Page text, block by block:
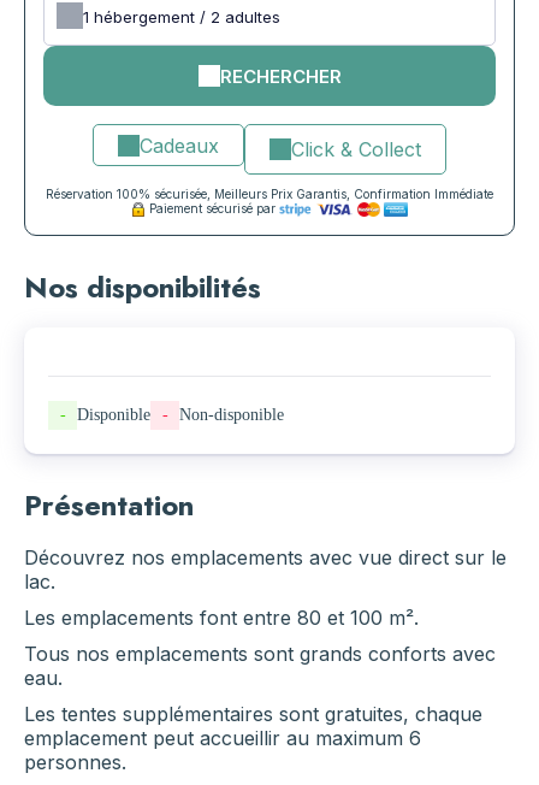
1 hébergement / 2 adultes
RECHERCHER
Cadeaux Click & Collect
Réservation 100% sécurisée, Meilleurs Prix Garantis, Confirmation Immédiate
Paiement sécurisé par
Nos disponibilités
- Disponible - Non-disponible
Présentation
Découvrez nos emplacements avec vue direct sur le
lac.
Les emplacements font entre 80 et 100 m².
Tous nos emplacements sont grands conforts avec
eau.
Les tentes supplémentaires sont gratuites, chaque
emplacement peut accueillir au maximum 6
personnes.